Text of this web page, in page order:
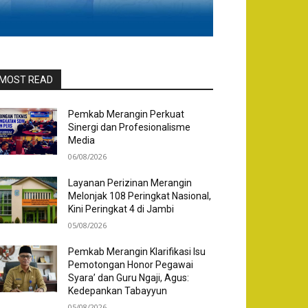
READ
Pemkab Merangin Perkuat
Sinergi dan Profesionalisme
Media
06/08/2026
Layanan Perizinan Merangin
Melonjak 108 Peringkat Nasional,
Kini Peringkat 4 di Jambi
05/08/2026
Pemkab Merangin Klarifikasi Isu
Pemotongan Honor Pegawai
Syara’ dan Guru Ngaji, Agus:
Kedepankan Tabayyun